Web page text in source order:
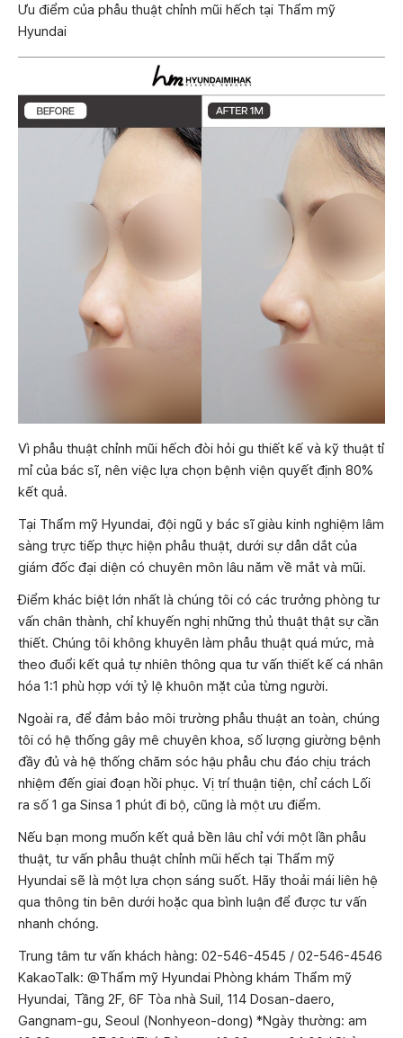
Ưu điểm của phẫu thuật chỉnh mũi hếch tại Thẩm mỹ
Hyundai
Vì phẫu thuật chỉnh mũi hếch đòi hỏi gu thiết kế và kỹ thuật tỉ
mỉ của bác sĩ, nên việc lựa chọn bệnh viện quyết định 80%
kết quả.
Tại Thẩm mỹ Hyundai, đội ngũ y bác sĩ giàu kinh nghiệm lâm
sàng trực tiếp thực hiện phẫu thuật, dưới sự dẫn dắt của
giám đốc đại diện có chuyên môn lâu năm về mắt và mũi.
Điểm khác biệt lớn nhất là chúng tôi có các trưởng phòng tư
vấn chân thành, chỉ khuyến nghị những thủ thuật thật sự cần
thiết. Chúng tôi không khuyên làm phẫu thuật quá mức, mà
theo đuổi kết quả tự nhiên thông qua tư vấn thiết kế cá nhân
hóa 1:1 phù hợp với tỷ lệ khuôn mặt của từng người.
Ngoài ra, để đảm bảo môi trường phẫu thuật an toàn, chúng
tôi có hệ thống gây mê chuyên khoa, số lượng giường bệnh
đầy đủ và hệ thống chăm sóc hậu phẫu chu đáo chịu trách
nhiệm đến giai đoạn hồi phục. Vị trí thuận tiện, chỉ cách Lối
ra số 1 ga Sinsa 1 phút đi bộ, cũng là một ưu điểm.
Nếu bạn mong muốn kết quả bền lâu chỉ với một lần phẫu
thuật, tư vấn phẫu thuật chỉnh mũi hếch tại Thẩm mỹ
Hyundai sẽ là một lựa chọn sáng suốt. Hãy thoải mái liên hệ
qua thông tin bên dưới hoặc qua bình luận để được tư vấn
nhanh chóng.
Trung tâm tư vấn khách hàng: 02-546-4545 / 02-546-4546
KakaoTalk: @Thẩm mỹ Hyundai Phòng khám Thẩm mỹ
Hyundai, Tầng 2F, 6F Tòa nhà Suil, 114 Dosan-daero,
Gangnam-gu, Seoul (Nonhyeon-dong) *Ngày thường: am